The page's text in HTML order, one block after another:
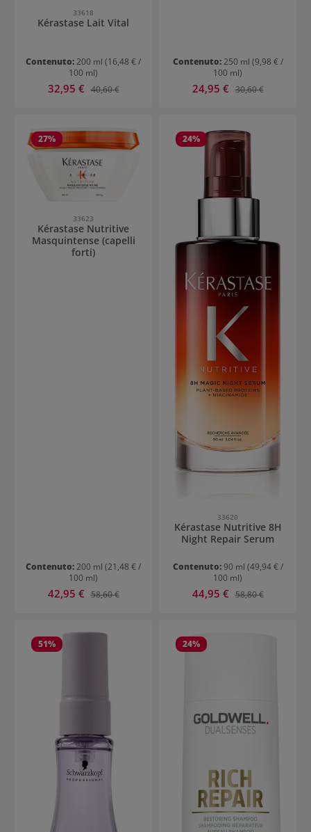
33618
Kérastase Lait Vital
Contenuto:200 ml (16,48 € /
100 ml)
Prezzo di vendita:
32,95 € Prezzo normale:
40,60 €
Contenuto:250 ml (9,98 € /
100 ml)
Prezzo di vendita:
24,95 € Prezzo normale:
30,60 €
27%
33623
Kérastase Nutritive
Masquintense (capelli
forti)
Contenuto:200 ml (21,48 € /
100 ml)
Prezzo di vendita:
42,95 € Prezzo normale:
58,60 €
24%
33620
Kérastase Nutritive 8H
Night Repair Serum
Contenuto:90 ml (49,94 € /
100 ml)
Prezzo di vendita:
44,95 € Prezzo normale:
58,80 €
51% 24%